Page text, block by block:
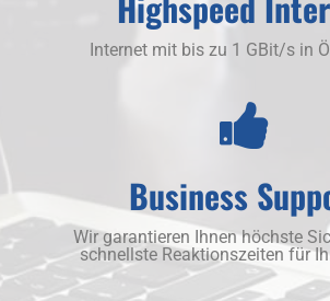
Internet mit bis zu 1 GBit/s in
Business
Wir garantieren Ihnen höchste
schnellste Reaktionszeiten für